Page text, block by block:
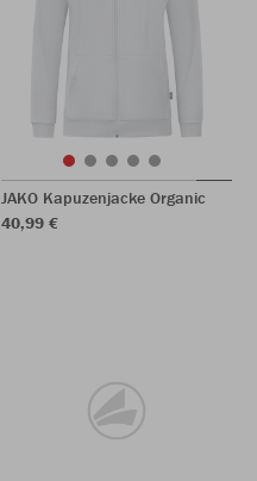
JAKO Kapuzenjacke Organic
40,99 €